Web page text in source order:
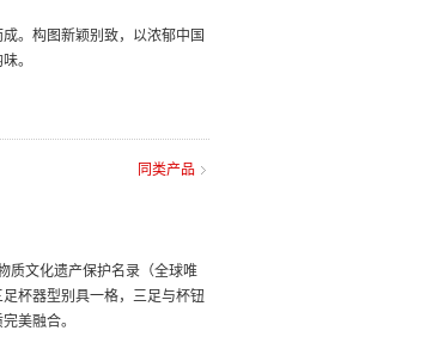
。构图新颖别致，以浓郁中国
。
同类产品
质文化遗产保护名录（全球唯
杯器型别具一格，三足与杯钮
美融合。